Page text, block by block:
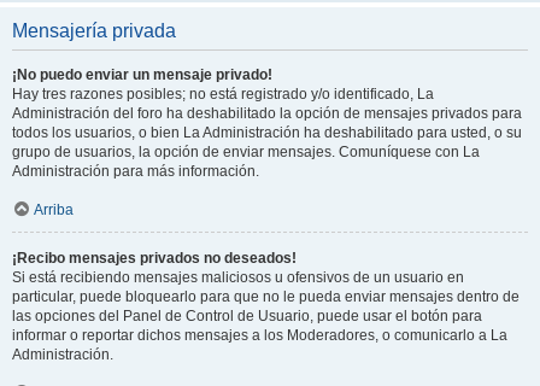
Mensajería privada
¡No puedo enviar un mensaje privado!
Hay tres razones posibles; no está registrado y/o identificado, La
Administración del foro ha deshabilitado la opción de mensajes privados para
todos los usuarios, o bien La Administración ha deshabilitado para usted, o su
grupo de usuarios, la opción de enviar mensajes. Comuníquese con La
Administración para más información.
Arriba
¡Recibo mensajes privados no deseados!
Si está recibiendo mensajes maliciosos u ofensivos de un usuario en
particular, puede bloquearlo para que no le pueda enviar mensajes dentro de
las opciones del Panel de Control de Usuario, puede usar el botón para
informar o reportar dichos mensajes a los Moderadores, o comunicarlo a La
Administración.